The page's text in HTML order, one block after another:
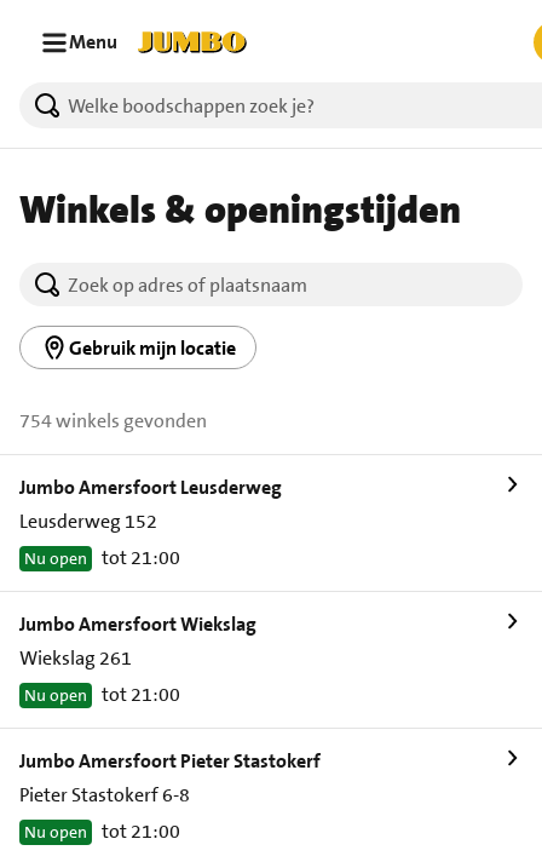
Menu
Winkels & openingstijden
Gebruik mijn locatie
754 winkels gevonden
Jumbo Amersfoort Leusderweg
Leusderweg 152
Nu open tot 21:00
Jumbo Amersfoort Wiekslag
Wiekslag 261
Nu open tot 21:00
Jumbo Amersfoort Pieter Stastokerf
Pieter Stastokerf 6-8
Nu open tot 21:00